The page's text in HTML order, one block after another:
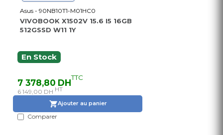
Asus - 90NB10T1-M01HC0
VIVOBOOK X1502V 15.6 I5 16GB
512GSSD W11 1Y
En Stock
7 378,80 DHTTC
6 149,00 DH HT
Ajouter au panier
Comparer